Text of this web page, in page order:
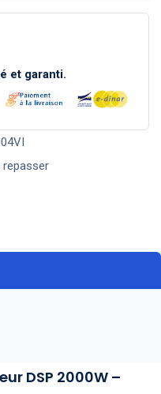
et garanti.
repasser
DSP 2000W –